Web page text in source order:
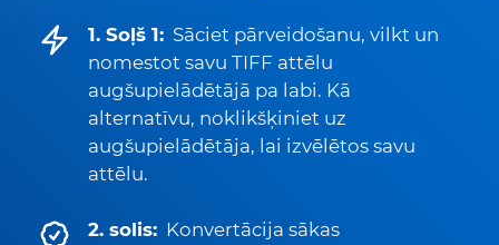
1. Soļš 1: Sāciet pārveidošanu, vilkt un
nomestot savu TIFF attēlu
augšupielādētājā pa labi. Kā
alternatīvu, noklikšķiniet uz
augšupielādētāja, lai izvēlētos savu
attēlu.
2. solis: Konvertācija sākas